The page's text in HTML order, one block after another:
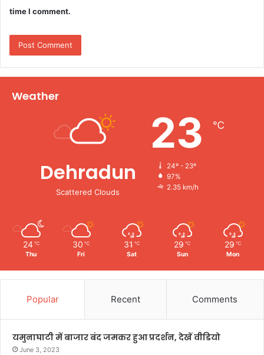
time I comment.
Weather
Dehradun
Scattered Clouds
23 ℃
24º - 23º
97%
2.35 km/h
24 ℃
Thu
30 ℃
Fri
31 ℃
Sat
29 ℃
Sun
29 ℃
Mon
Popular Recent Comments
यमुनाघाटी में बाजार बंद जमकर हुआ प्रदर्शन, देखें वीडियो
June 3, 2023